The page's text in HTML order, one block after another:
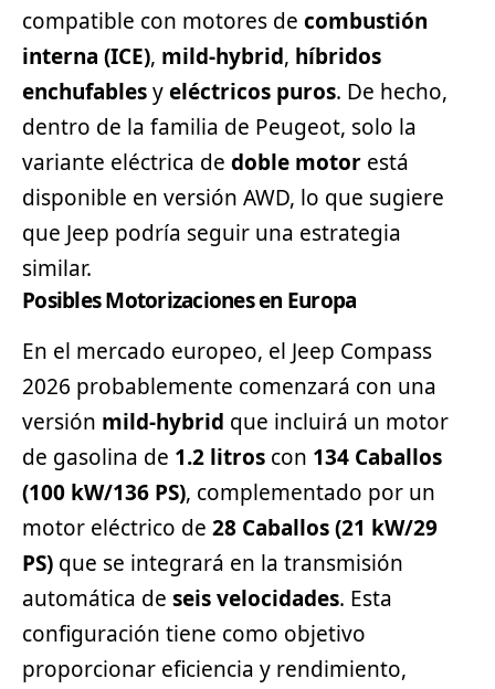
compatible con motores de combustión
interna (ICE), mild-hybrid, híbridos
enchufablesyeléctricos puros. De hecho,
dentro de la familia de Peugeot, solo la
variante eléctrica de doble motor está
disponible en versión AWD, lo que sugiere
que Jeep podría seguir una estrategia
similar.
Posibles Motorizaciones en Europa
En el mercado europeo, el Jeep Compass
2026 probablemente comenzará con una
versión mild-hybrid que incluirá un motor
de gasolina de 1.2 litros con 134 Caballos
(100 kW/136 PS), complementado por un
motor eléctrico de 28 Caballos (21 kW/29
PS) que se integrará en la transmisión
automática de seis velocidades. Esta
configuración tiene como objetivo
proporcionar eficiencia y rendimiento,